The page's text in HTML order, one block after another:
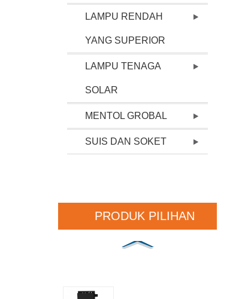
LAMPU RENDAH
YANG SUPERIOR
LAMPU TENAGA
SOLAR
MENTOL GROBAL
SUIS DAN SOKET
PRODUK PILIHAN